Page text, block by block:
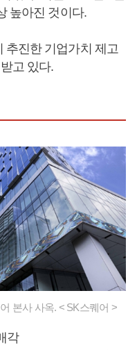
높아진 것이다.
추진한 기업가치 제고
고 있다.
본사 사옥. < SK스퀘어 >
각